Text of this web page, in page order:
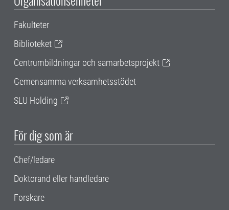
Fakulteter
Biblioteket
Centrumbildningar och samarbetsprojekt
Gemensamma verksamhetsstödet
SLU Holding
För dig som är
Chef/ledare
Doktorand eller handledare
Forskare